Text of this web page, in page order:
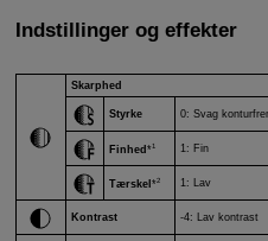
Indstillinger og effekter
Skarphed
Styrke 0: Svag
Finhed*1 1: Fin
Tærskel*2 1: Lav
Kontrast -4: Lav kontrast